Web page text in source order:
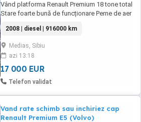
Vând platforma Renault Premium 18 tone total
Stare foarte bună de funcționare Perne de aer
Cabina cu pat si sirocou Cutie automata Euro
5 EEV Schimb ulei + filtre recent Persoana
fizica Fiscal pe loc Motor Volvo 440 cp
916000km in creștere SE VINDE FARA ...
2008 | diesel | 916000 km
Medias, Sibiu
azi 13:18
17 000 EUR
Telefon validat
Vand rate schimb sau inchiriez cap
Renault Premium E5 (Volvo)